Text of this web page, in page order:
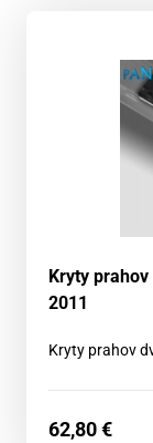
Kryty
2011
Kryty prahov
62,80€